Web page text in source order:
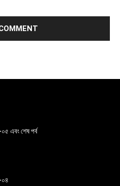
০৫ এবং শেষ পর্ব
০৪